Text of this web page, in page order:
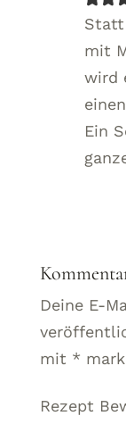
Statt
mit
wird
Ein
Deine E-
mit *
Rezept